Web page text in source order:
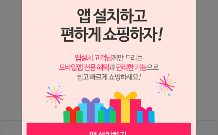
상세정보 새창 열기
상세 정보를 확대해 보실 수 있습니다.
※ 필독해주세요 ※
는 시세 변동에 따라 가격이 달라질 수 있으니
문의 후 주문 바랍니다.